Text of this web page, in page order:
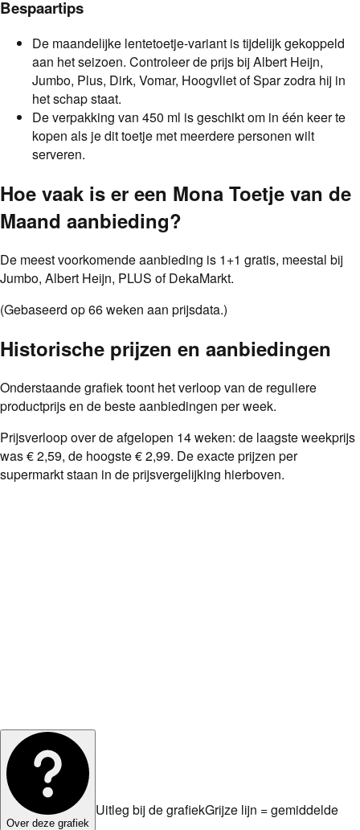
Bespaartips
De maandelijke lentetoetje-variant is tijdelijk gekoppeld
aan het seizoen. Controleer de prijs bij Albert Heijn,
Jumbo, Plus, Dirk, Vomar, Hoogvliet of Spar zodra hij in
het schap staat.
De verpakking van 450 ml is geschikt om in één keer te
kopen als je dit toetje met meerdere personen wilt
serveren.
Hoe vaak is er een Mona Toetje van de
Maand aanbieding?
De meest voorkomende aanbieding is 1+1 gratis, meestal bij
Jumbo, Albert Heijn, PLUS of DekaMarkt.
(Gebaseerd op66weken aan prijsdata.)
Historische prijzen en aanbiedingen
Onderstaande grafiek toont het verloop van de reguliere
productprijs en de beste aanbiedingen per week.
Prijsverloop over de afgelopen 14weken: de laagste weekprijs
was€ 2,59, de hoogste€ 2,99. De exacte prijzen per
supermarkt staan in de prijsvergelijking hierboven.
Over deze grafiek
Uitleg bij de grafiekGrijze lijn = gemiddelde